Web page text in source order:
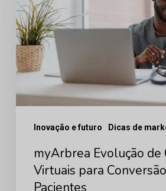
Consultas
Virtuais
para
Conversão
de
Inovação e futuro Dicas de
myArbrea Evolução de
Virtuais para
Pacientes